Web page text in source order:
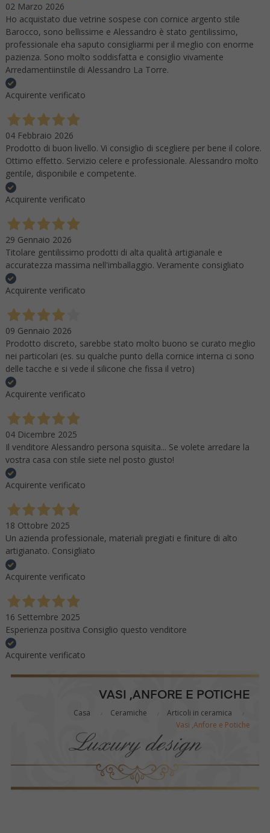
02 Marzo 2026
Ho acquistato due vetrine sospese con cornice argento stile
Barocco, sono bellissime e Alessandro è stato gentilissimo,
professionale eha saputo consigliarmi per il meglio con enorme
pazienza. Sono molto soddisfatta e consiglio vivamente
Arredamentiinstile di Alessandro La Torre.
Acquirente verificato
04 Febbraio 2026
Prodotto di buon livello. Vi consiglio di scegliere per bene il colore.
Ottimo effetto. Servizio celere e professionale. Alessandro molto
gentile, disponibile e competente.
Acquirente verificato
29 Gennaio 2026
Titolare gentilissimo prodotti di alta qualità artigianale e
accuratezza massima nell'imballaggio. Veramente consigliato
Acquirente verificato
09 Gennaio 2026
Prodotto discreto, sarebbe stato molto buono se curato meglio
nei particolari (es. su qualche punto della cornice interna ci sono
delle tacche e si vede il silicone che fissa il vetro)
Acquirente verificato
04 Dicembre 2025
Il venditore Alessandro persona squisita... Se volete arredare la
vostra casa con stile siete nel posto giusto!
Acquirente verificato
18 Ottobre 2025
Un azienda professionale, materiali pregiati e finiture di alto
artigianato. Consigliato
Acquirente verificato
16 Settembre 2025
Esperienza positiva Consiglio questo venditore
Acquirente verificato
VASI ,ANFORE E POTICHE
Casa Ceramiche
Articoli in ceramica
Vasi ,Anfore e Potiche